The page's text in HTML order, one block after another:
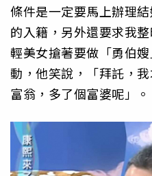
條件是一定要馬上辦理
的入籍，另外還要求我
輕美女搶著要做「勇伯
動，他笑說，「拜託，
富翁，多了個富婆呢」。